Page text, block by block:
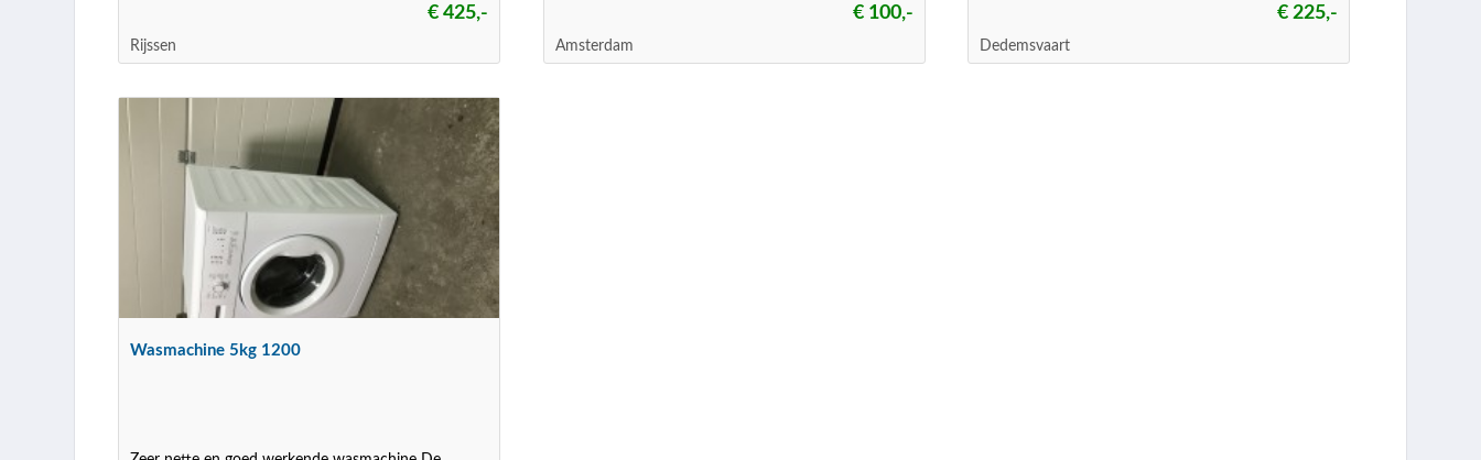
€ 425,-
Rijssen
€ 100,-
Amsterdam
€ 225,-
Dedemsvaart
Wasmachine 5kg 1200